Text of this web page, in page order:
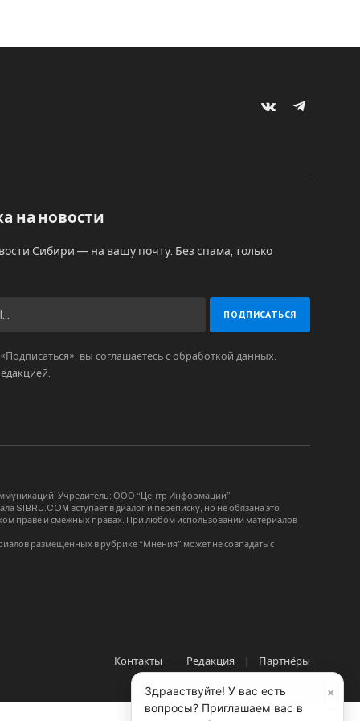
VKontakteTelegram
на новости
Сибири — на вашу почту. Без спама, только
вы соглашаетесь с обработкой данных.
.
Учредитель: ООО “Центр Информации”
SIBRU.COM вступает в диалог и переписку, но не обязана это
праве и смежных правах. При любом использовании материалов
размещенных в рубрике “Мнения” может не совпадать с
Контакты Редакция Партнёры
×
Здравствуйте! У вас есть
вопросы? Приглашаем вас в